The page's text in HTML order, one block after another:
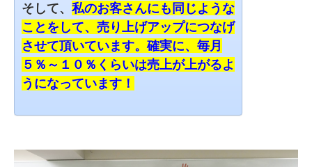
そして、 私のお客さんにも同じような
ことをして、売り上げアップにつなげ
させて頂いています。確実に、毎月
５％～１０％くらいは売上が上がるよ
うになっています！